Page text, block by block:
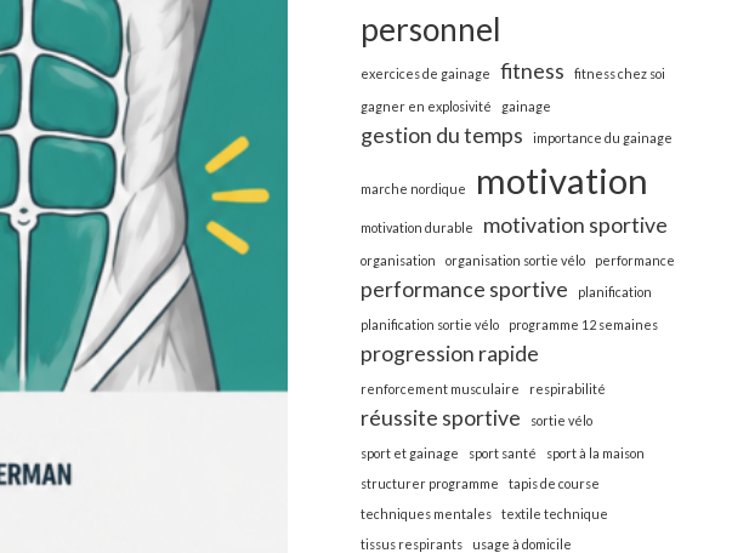
personnel
exercices de gainage fitness fitness chez soi
gagner en explosivité gainage
gestion du temps importance du gainage
marche nordique motivation
motivation durable motivation sportive
organisation organisation sortie vélo performance
performance sportive planification
planification sortie vélo programme 12 semaines
progression rapide
renforcement musculaire respirabilité
réussite sportive sortie vélo
sport et gainage sport santé
sport à la maison
structurer programme
tapis de course
techniques mentales
textile technique
tissus respirants
usage à domicile